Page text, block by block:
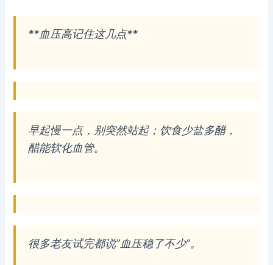
**血压高记住这几点**
早起慢一点，别突然站起；饮食少盐多醋，
醋能软化血管。
很多老友试完都说”血压稳了不少”。